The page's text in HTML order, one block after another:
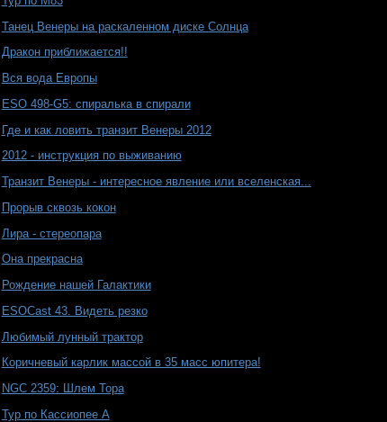
Танец Венеры на раскаленном диске Солнца
Дракон приближается!!
Вся вода Европы
ESO 498-G5: спиралька в спирали
Где и как ловить транзит Венеры 2012
2012 - инструкция по выживанию
Транзит Венеры - интересное явление или вселенская...
Прорыв сквозь кокон
Лира - стереопара
Она прекрасна
Рождение нашей Галактики
ESOCast 43. Видеть резко
Любимый лунный трактор
Коричневый карлик массой в 35 масс юпитера!
NGC 2359: Шлем Тора
Тур по Кассиопее А